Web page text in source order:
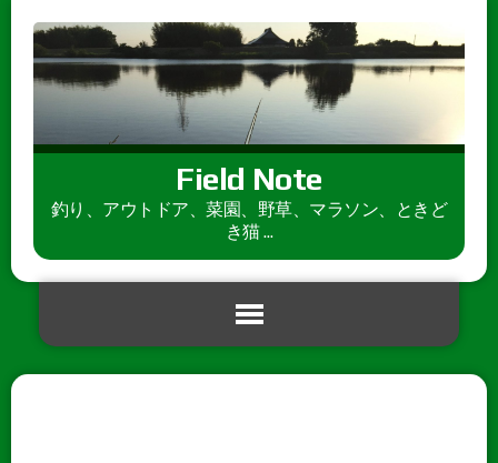
Field Note
釣り、アウトドア、菜園、野草、マラソン、ときど
き猫 ...